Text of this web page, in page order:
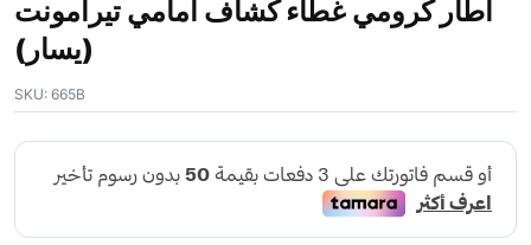
اطار كرومي غطاء كشاف امامي تيرامونت
(يسار)
SKU: 665B